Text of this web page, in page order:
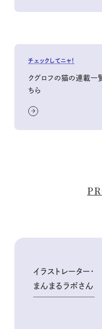
チェックしてニャ！
クグロフの猫の連載一
ちら
イラストレーター・
まんまるラボさん